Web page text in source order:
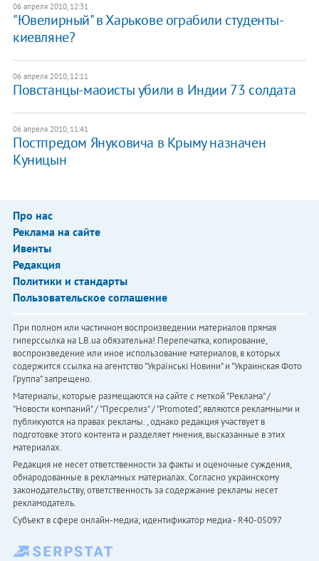
06 апреля 2010, 12:31
"Ювелирный" в Харькове ограбили студенты-
киевляне?
06 апреля 2010, 12:11
Повстанцы-маоисты убили в Индии 73 солдата
06 апреля 2010, 11:41
Постпредом Януковича в Крыму назначен
Куницын
Про нас
Реклама на сайте
Ивенты
Редакция
Политики и стандарты
Пользовательское соглашение
При полном или частичном воспроизведении материалов прямая
гиперссылка на LB.ua обязательна! Перепечатка, копирование,
воспроизведение или иное использование материалов, в которых
содержится ссылка на агентство "Українськi Новини" и "Украинская Фото
Группа" запрещено.
Материалы, которые размещаются на сайте с меткой "Реклама" /
"Новости компаний" / "Пресрелиз" / "Promoted", являются рекламными и
публикуются на правах рекламы. , однако редакция участвует в
подготовке этого контента и разделяет мнения, высказанные в этих
материалах.
Редакция не несет ответственности за факты и оценочные суждения,
обнародованные в рекламных материалах. Согласно украинскому
законодательству, ответственность за содержание рекламы несет
рекламодатель.
Субъект в сфере онлайн-медиа; идентификатор медиа - R40-05097